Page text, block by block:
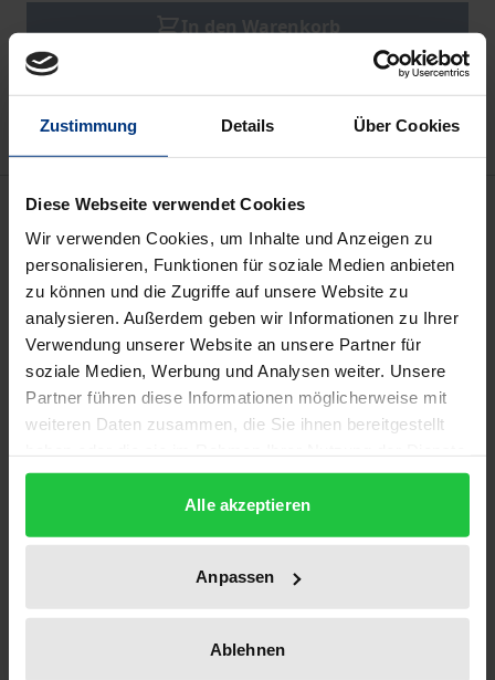
Zustimmung Details Über Cookies
Diese Webseite verwendet Cookies
Wir verwenden Cookies, um Inhalte und Anzeigen zu
personalisieren, Funktionen für soziale Medien anbieten
zu können und die Zugriffe auf unsere Website zu
analysieren. Außerdem geben wir Informationen zu Ihrer
Verwendung unserer Website an unsere Partner für
soziale Medien, Werbung und Analysen weiter. Unsere
Partner führen diese Informationen möglicherweise mit
weiteren Daten zusammen, die Sie ihnen bereitgestellt
gesammelt haben.
Alle akzeptieren
Anpassen
Ablehnen
In den Warenkorb
Zur Wunschliste hinzufügen
Hinweise zu Versandkosten
Beschreibung
Die Jugend ist unruhig in Frankreich und
Deutschland: Gewaltbereitschaft, Frust,
Ausbildungsdruck, Mal du siècle,
Politikverdrossenheit und Zukunftsangst
bestimmen die gegenwärtige Lage. Die Jugend- und
Bildungspolitik reagiert darauf mit Aktivismus.
Das binationale Deutsch-Französische Jugendwerk
hat deshalb in einem Kongreß in Lyon deutsche und
französische Jugendliche, Fachleute der
Bildungsarbeit, des Arbeitsmarkts und der
Bevölkerungsforschung zusammengeführt, um die